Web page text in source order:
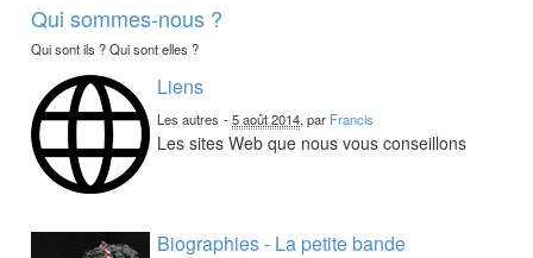
Qui sommes-nous ?
Qui sont ils ? Qui sont elles ?
Liens
Les autres -5 août 2014, par Francis
Les sites Web que nous vous conseillons
Biographies - La petite bande